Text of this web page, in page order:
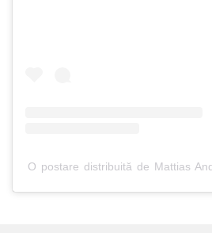
O postare distribuită de Mattias